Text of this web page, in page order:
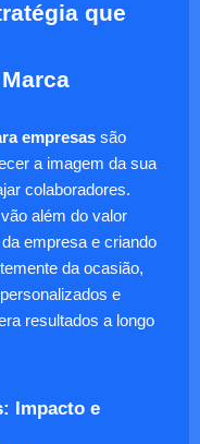
que
empresas são
a imagem da sua
colaboradores.
além do valor
empresa e criando
da ocasião,
e
resultados a longo
Impacto e